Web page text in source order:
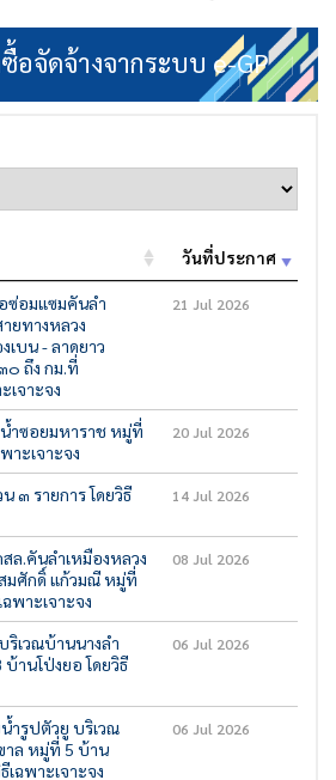
อจัดจ้างจากระบบ e-GP